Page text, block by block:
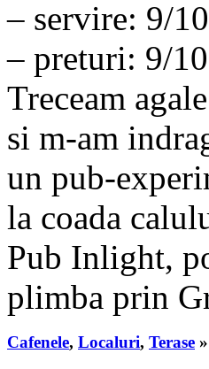
– servire: 9/10
– preturi: 9/10
Treceam
si m-am
un pub-
la coada
Pub Inlight,
plimba prin
Cafenele, Localuri, Terase »